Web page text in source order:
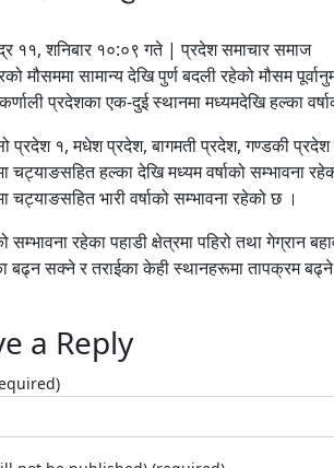
११, शनिबार १०:०९ गते | प्रदेश समाचार समाज
मौसममा सामान्य देखि पुर्ण बदली रहेको मौसम
प्रदेशका एक-दुई स्थानमा मध्यमदेखि हल्का
प्रदेश १, मधेश प्रदेश, बागमती प्रदेश, गण्डकी
चट्याङसहित हल्का देखि मध्यम वर्षाको सम्भावना
चट्याङसहित भारी वर्षाको सम्भावना रहेको छ ।
सम्भावना रहेका पहाडी क्षेत्रमा पहिरो तथा
बढ्न सक्ने र तराईका केही स्थानहरूमा तापक्रम
a Reply